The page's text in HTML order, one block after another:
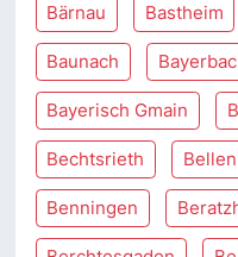
Bärnau Bastheim
Baunach
Bayerisch Gmain
Bechtsrieth
Benningen